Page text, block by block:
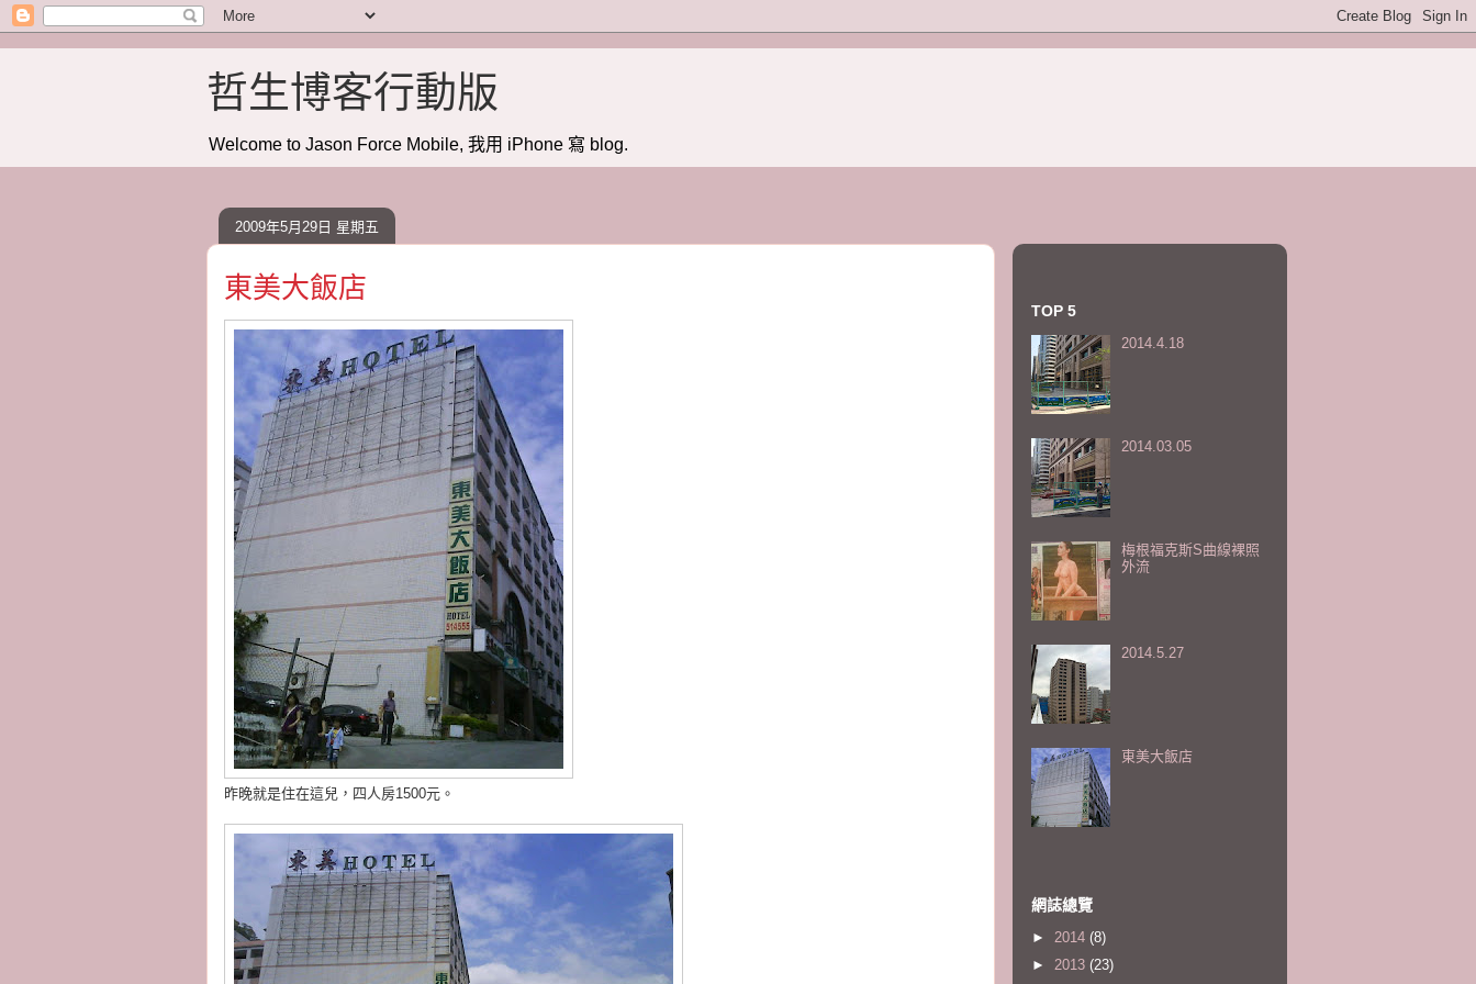
哲生博客行動版
Welcome to Jason Force Mobile, 我用 iPhone 寫 blog.
2009年5月29日 星期五
東美大飯店
昨晚就是住在這兒，四人房1500元。
TOP 5
2014.4.18
2014.03.05
梅根福克斯S曲線裸照
外流
2014.5.27
東美大飯店
網誌總覽
► 2014 (8)
► 2013 (23)